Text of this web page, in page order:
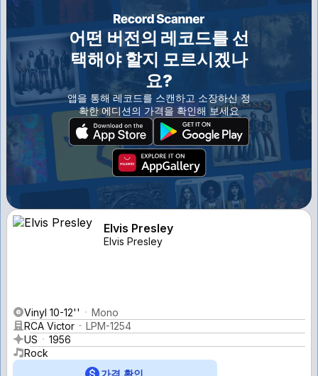
어떤 버전의 레코드를 선
택해야 할지 모르시겠나
요?
앱을 통해 레코드를 스캔하고 소장하신 정
확한 에디션의 가격을 확인해 보세요
Elvis Presley
Elvis Presley
Vinyl 10-12''
Mono
RCA Victor
LPM-1254
US
1956
Rock